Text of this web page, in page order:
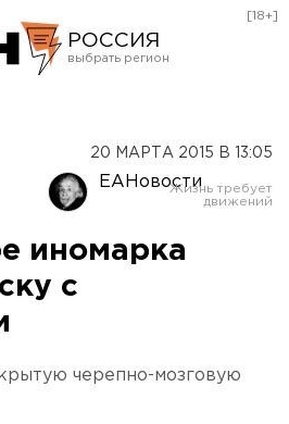
РОССИЯ
Оренбург
[18+]
20 МАРТА 2015 В 13:05
ЕАНовости
иномарка
с
черепно-мозговую